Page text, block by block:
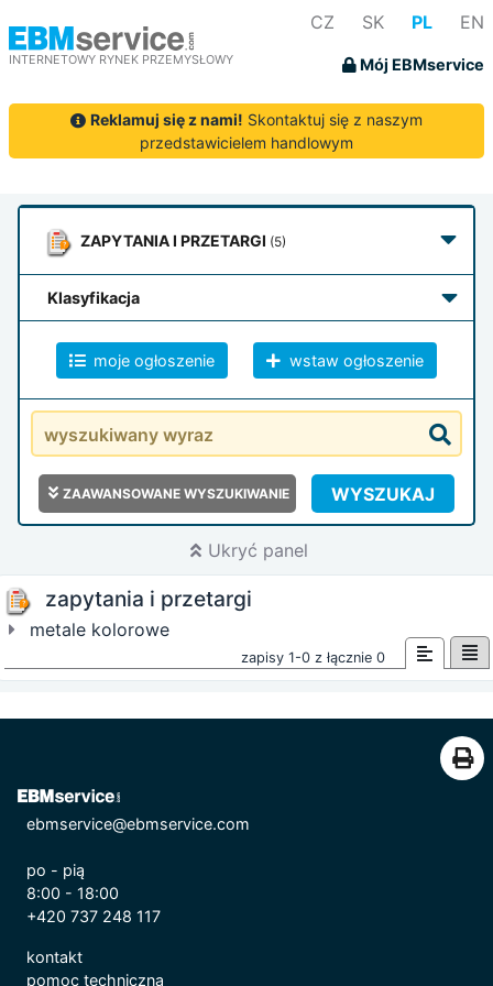
INTERNETOWY RYNEK PRZEMYSŁOWY
CZ SK PL EN
Mój EBMservice
Reklamuj się z nami! Skontaktuj się z naszym
przedstawicielem handlowym
ZAPYTANIAI PRZETARGI (5)
klasyfikacja
moje ogłoszenie wstaw ogłoszenie
ZAAWANSOWANE WYSZUKIWANIE WYSZUKAJ
Ukryć panel
zapytania i przetargi
metale kolorowe
zapisy 1-0 z łącznie 0
ebmservice@ebmservice.com
po - pią
8:00 - 18:00
+420 737 248 117
kontakt
pomoc techniczna